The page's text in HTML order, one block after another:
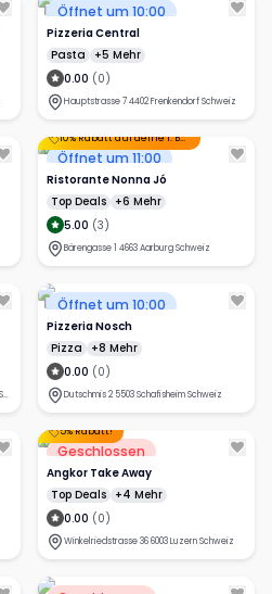
Öffnet um 10:00
Pizzeria Central
Pasta
+5 Mehr
0.00 (0)
Hauptstrasse 7 4402 Frenkendorf Schweiz
Öffnet um 11:00
10% Rabatt auf deine 1. Bestellung!
Ristorante Nonna Jó
Top Deals +6 Mehr
5.00 (3)
Bärengasse 1 4663 Aarburg Schweiz
Erlinsbacherstrasse 3 5013 Niedergösgen Schweiz
Öffnet um 10:00
Pizzeria Nosch
Pizza
+8 Mehr
0.00 (0)
Dutschmis 2 5503 Schafisheim Schweiz
Geschlossen
5% Rabatt!
Angkor Take Away
Top Deals +4 Mehr
0.00 (0)
Winkelriedstrasse 36 6003 Luzern Schweiz